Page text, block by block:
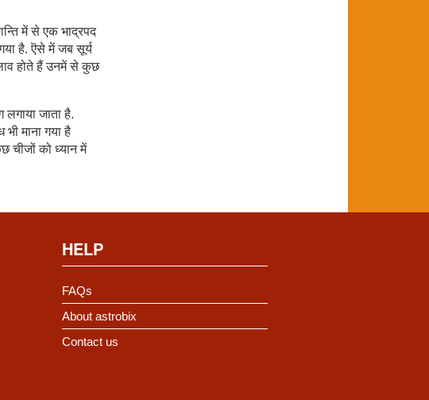
में से एक भाद्रपद
है. ऎसे में जब सूर्य
होते हैं उनमें से कुछ
लगाया जाता है.
माना गया है
चीजों को ध्यान में
HELP
FAQs
About astrobix
Contact us